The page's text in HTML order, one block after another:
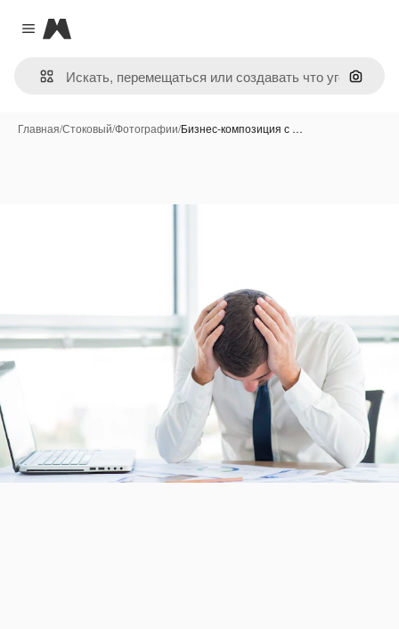
Close menu
Magnific
Поиск
Главная/Стоковый/Фотографии/Бизнес-композиция с …